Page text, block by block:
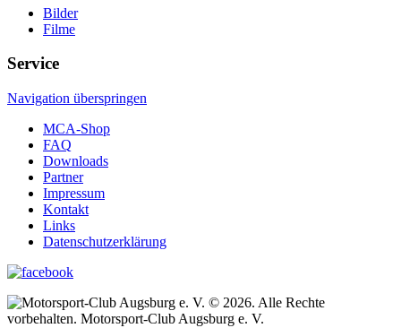
Bilder
Filme
Service
Navigation überspringen
MCA-Shop
FAQ
Downloads
Partner
Impressum
Kontakt
Links
Datenschutzerklärung
© 2026. Alle Rechte
vorbehalten. Motorsport-Club Augsburg e. V.